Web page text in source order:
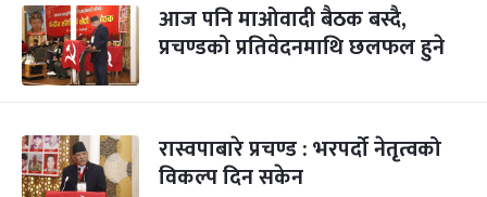
आज पनि माओवादी बैठक बस्दै,
प्रचण्डको प्रतिवेदनमाथि छलफल हुने
रास्वपाबारे प्रचण्ड : भरपर्दो नेतृत्वको
विकल्प दिन सकेन